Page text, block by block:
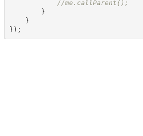
//me.callParent();
}
}
} ) ;